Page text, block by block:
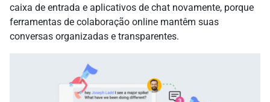
caixa de entrada e aplicativos de chat novamente, porque
ferramentas de colaboração online mantêm suas
conversas organizadas e transparentes.